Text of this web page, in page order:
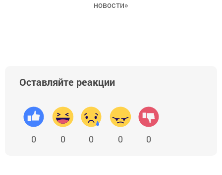
новости»
Оставляйте реакции
0 0 0 0 0